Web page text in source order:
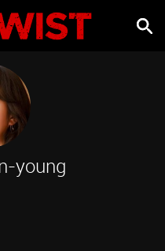
young